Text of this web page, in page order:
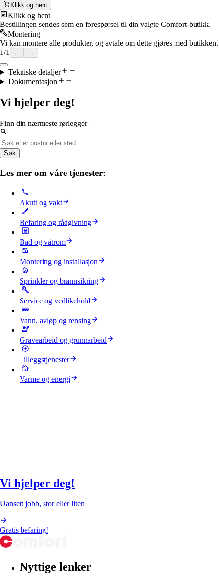
Klikk og hent
Klikk og hent
Bestillingen sendes som en forespørsel til din valgte Comfort-butikk.
Montering
Vi kan montere alle produkter, og avtale om dette gjøres med butikken.
1/1 ← →
Tekniske detaljer
Dokumentasjon
Vi hjelper deg!
Finn din nærmeste rørlegger:
Søk
Les mer om våre tjenester:
Akutt og vakt
Befaring og rådgivning
Bad og våtrom
Montering og installasjon
Sprinkler og brannsikring
Service og vedlikehold
Vann, avløp og rensing
Gravearbeid og grunnarbeid
Tilleggstjenester
Varme og energi
Vi hjelper deg!
Uansett jobb, stor eller liten
Gratis befaring!
Nyttige lenker